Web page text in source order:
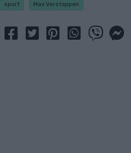
sport Max Verstappen